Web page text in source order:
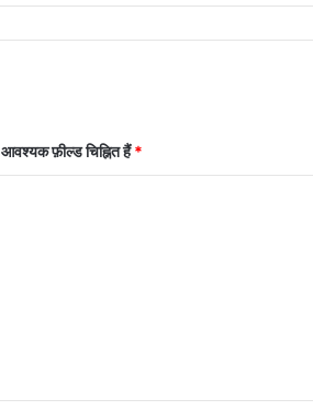
आवश्यक फ़ील्ड चिह्नित हैं*